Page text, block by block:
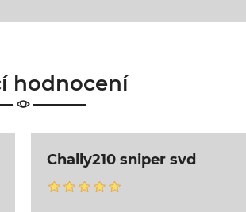
hodnocení
Chally210 sniper svd